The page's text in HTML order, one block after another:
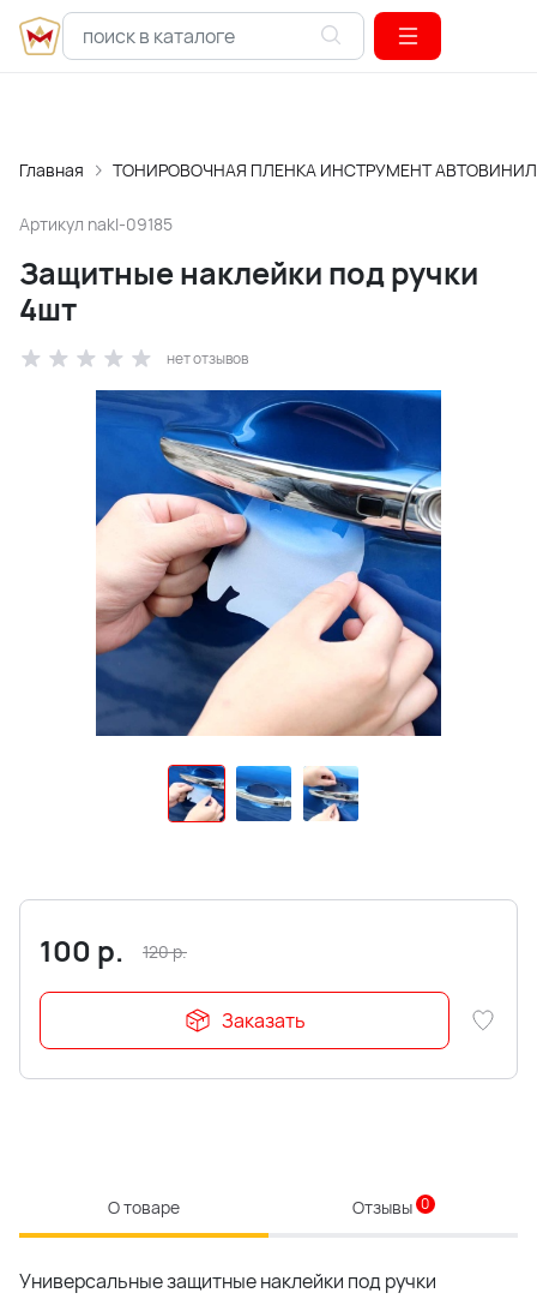
Главная ТОНИРОВОЧНАЯ ПЛЕНКА ИНСТРУМЕНТ АВТОВИНИЛ
Артикул nakl-09185
Защитные наклейки под ручки
4шт
нет отзывов
100 р. 120р.
Заказать
О товаре Отзывы 0
Универсальные защитные наклейки под ручки